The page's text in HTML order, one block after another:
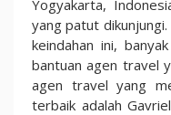
Indonesia
Terpercaya
100%
Yogyakarta,
yang patut
keindahan ini,
bantuan agen travel
agen travel yang
terbaik adalah